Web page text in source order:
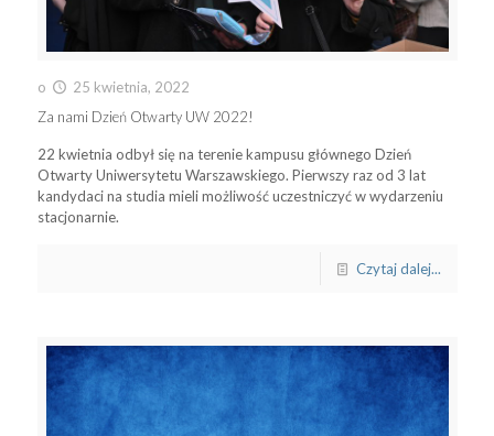
o
25 kwietnia, 2022
Za nami Dzień Otwarty UW 2022!
22 kwietnia odbył się na terenie kampusu głównego Dzień
Otwarty Uniwersytetu Warszawskiego. Pierwszy raz od 3 lat
kandydaci na studia mieli możliwość uczestniczyć w wydarzeniu
stacjonarnie.
Czytaj dalej...